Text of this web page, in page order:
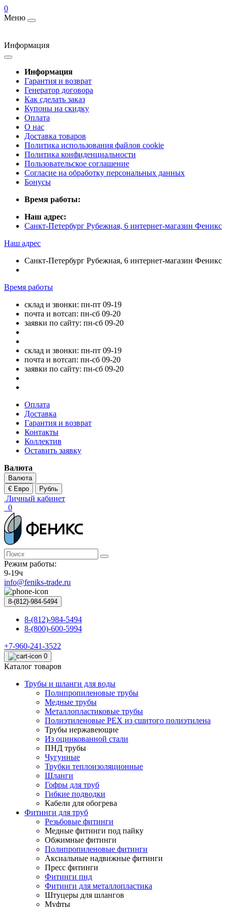
0
Меню
Информация
Информация
Гарантия и возврат
Генератор договора
Как сделать заказ
Купоны на скидку
Оплата
О нас
Доставка товаров
Политика использования файлов cookie
Политика конфиденциальности
Пользовательское соглашение
Согласие на обработку персональных данных
Бонусы
Время работы:
Наш адрес:
Санкт-Петербург Рубежная, 6 интернет-магазин Феникс
Наш адрес
Санкт-Петербург Рубежная, 6 интернет-магазин Феникс
Время работы
склад и звонки: пн-пт 09-19
почта и вотсап: пн-сб 09-20
заявки по сайту: пн-сб 09-20
склад и звонки: пн-пт 09-19
почта и вотсап: пн-сб 09-20
заявки по сайту: пн-сб 09-20
Оплата
Доставка
Гарантия и возврат
Контакты
Коллектив
Оставить заявку
Валюта
Валюта
€ Евро
Рубль
Личный кабинет
0
Режим работы:
9-19ч
info@feniks-trade.ru
8-(812)-984-5494
8-(812)-984-5494
8-(800)-600-5994
+7-960-241-3522
0
Каталог товаров
Трубы и шланги для воды
Полипропиленовые трубы
Медные трубы
Металлопластиковые трубы
Полиэтиленовые PEX из сшитого полиэтилена
Трубы нержавеющие
Из оцинкованной стали
ПНД трубы
Чугунные
Трубки теплоизоляционные
Шланги
Гофры для труб
Гибкие подводки
Кабели для обогрева
Фитинги для труб
Резьбовые фитинги
Медные фитинги под пайку
Обжимные фитинги
Полипропиленовые фитинги
Аксиальные надвижные фитинги
Пресс фитинги
Фитинги пнд
Фитинги для металлопластика
Штуцеры для шлангов
Муфты